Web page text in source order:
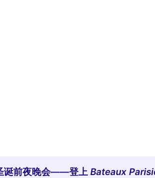
诞前夜晚会——登上 Bateaux